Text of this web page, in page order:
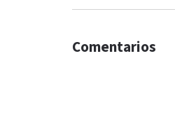
Comentarios